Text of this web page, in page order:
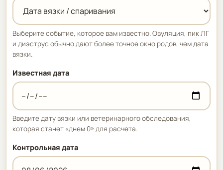
Выберите событие, которое вам известно. Овуляция, пик ЛГ
и диэструс обычно дают более точное окно родов, чем дата
вязки.
Известная дата
Введите дату вязки или ветеринарного обследования,
которая станет «днем 0» для расчета.
Контрольная дата